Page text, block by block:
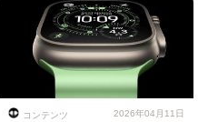
コンテンツ 2026年04月11日